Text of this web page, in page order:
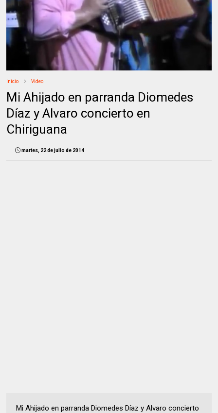
Inicio Video
Mi Ahijado en parranda Diomedes
Díaz y Alvaro concierto en
Chiriguana
martes, 22 de julio de 2014
Mi Ahijado en parranda Diomedes Díaz y Alvaro concierto